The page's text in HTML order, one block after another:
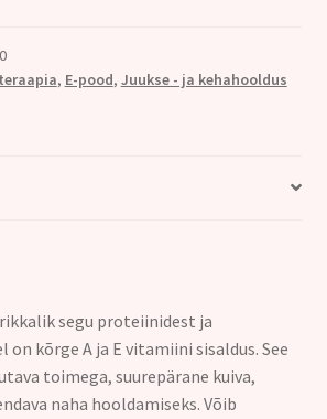
, E-pood, Juukse - ja kehahooldus
segu proteiinidest ja
kõrge A ja E vitamiini sisaldus. See
toimega, suurepärane kuiva,
naha hooldamiseks. Võib